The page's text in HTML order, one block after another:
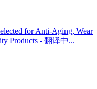
for Anti-Aging, Wear
Products - 翻译中...